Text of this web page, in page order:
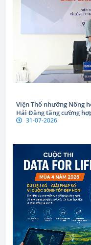
Viện Thổ nhưỡng Nông
Hải Đăng tăng cường hợp tác trong nghiên cứu khoa học và
chuyển giao công nghệ
31-07-2026